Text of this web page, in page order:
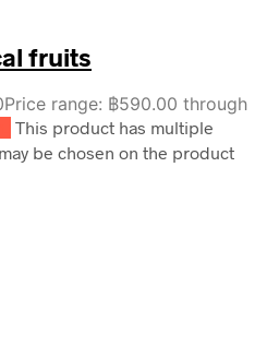
fruits
Price range: ฿590.00 through
This product has multiple
be chosen on the product